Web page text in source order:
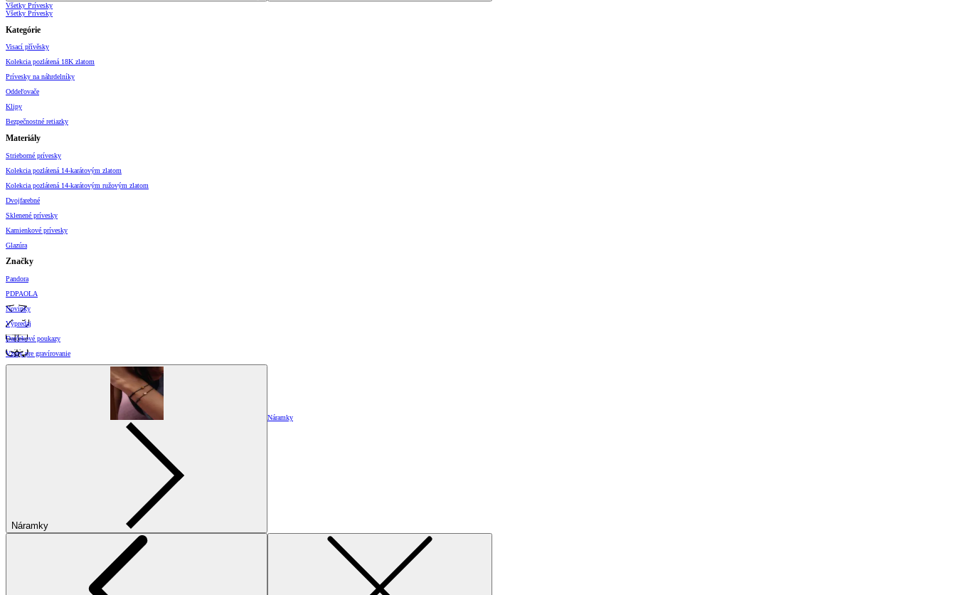
Všetky Prívesky
Všetky Prívesky
Kategórie
Visací přívěsky
Kolekcia pozlátená 18K zlatom
Prívesky na náhrdelníky
Oddeľovače
Klipy
Bezpečnostné retiazky
Materiály
Strieborné prívesky
Kolekcia pozlátená 14-karátovým zlatom
Kolekcia pozlátená 14-karátovým ružovým zlatom
Dvojfarebné
Sklenené prívesky
Kamienkové prívesky
Glazúra
Značky
Pandora
PDPAOLA
Novinky
Výpredaj
Darčekové poukazy
Vzory pre gravírovanie
Náramky
Náramky